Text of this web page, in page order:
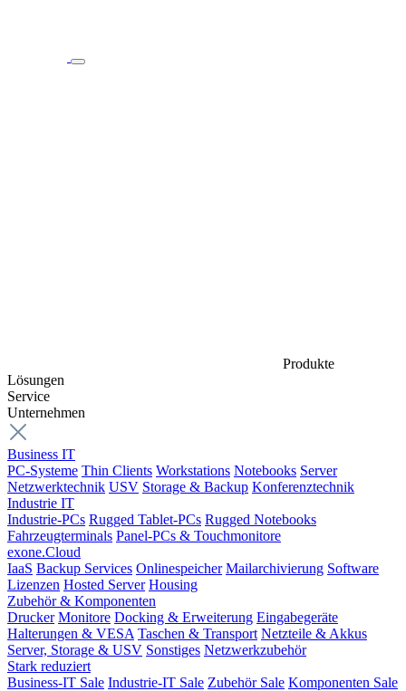
Produkte
Lösungen
Service
Unternehmen
Business IT
PC-Systeme Thin Clients Workstations Notebooks Server
Netzwerktechnik USV Storage & Backup Konferenztechnik
Industrie IT
Industrie-PCs Rugged Tablet-PCs Rugged Notebooks
Fahrzeugterminals Panel-PCs & Touchmonitore
exone.Cloud
IaaS Backup Services Onlinespeicher Mailarchivierung Software
Lizenzen Hosted Server Housing
Zubehör & Komponenten
Drucker Monitore Docking & Erweiterung Eingabegeräte
Halterungen & VESA Taschen & Transport Netzteile & Akkus
Server, Storage & USV Sonstiges Netzwerkzubehör
Stark reduziert
Business-IT Sale Industrie-IT Sale Zubehör Sale Komponenten Sale